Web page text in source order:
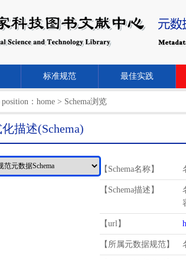
标准规范 最佳实践
： home > Schema浏览
描述(Schema)
【Schema名称】
【Schema描述】
【url】
【所属元数据规范】